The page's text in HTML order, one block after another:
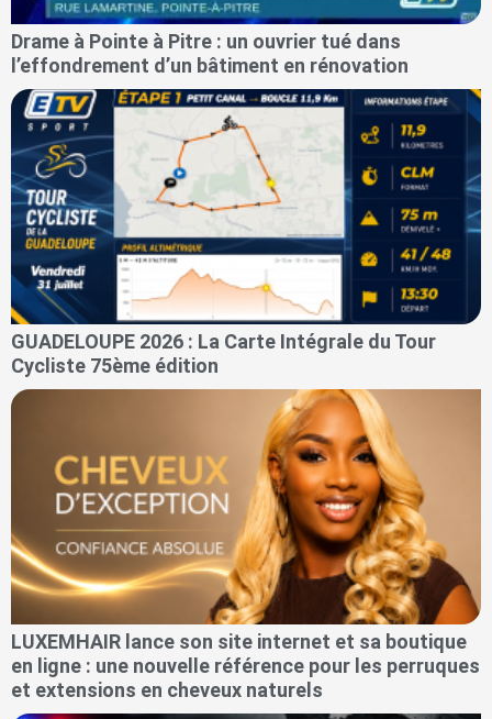
Drame à Pointe à Pitre : un ouvrier tué dans
l’effondrement d’un bâtiment en rénovation
GUADELOUPE 2026 : La Carte Intégrale du Tour
Cycliste 75ème édition
LUXEMHAIR lance son site internet et sa boutique
en ligne : une nouvelle référence pour les perruques
et extensions en cheveux naturels